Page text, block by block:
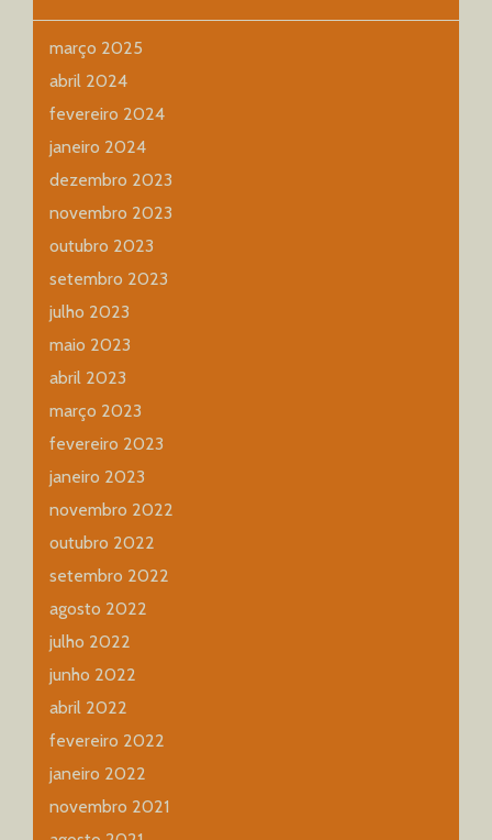
março 2025
abril 2024
fevereiro 2024
janeiro 2024
dezembro 2023
novembro 2023
outubro 2023
setembro 2023
julho 2023
maio 2023
abril 2023
março 2023
fevereiro 2023
janeiro 2023
novembro 2022
outubro 2022
setembro 2022
agosto 2022
julho 2022
junho 2022
abril 2022
fevereiro 2022
janeiro 2022
novembro 2021